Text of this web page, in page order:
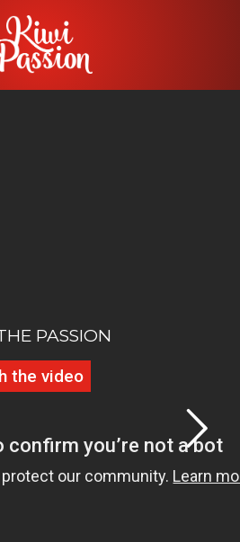
PASSION
the video